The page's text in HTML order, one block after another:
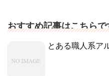
おすすめ記事はこちらで
とある職人系ア